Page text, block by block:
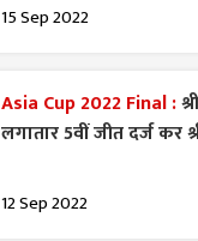
15 Sep 2022
Asia Cup 2022 Final :
लगातार 5वीं जीत दर्ज कर
12 Sep 2022